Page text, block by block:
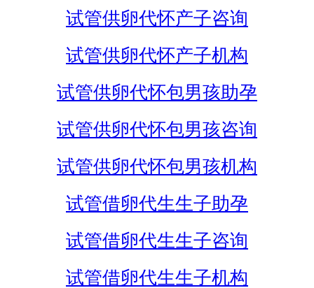
试管供卵代怀产子咨询
试管供卵代怀产子机构
试管供卵代怀包男孩助孕
试管供卵代怀包男孩咨询
试管供卵代怀包男孩机构
试管借卵代生生子助孕
试管借卵代生生子咨询
试管借卵代生生子机构